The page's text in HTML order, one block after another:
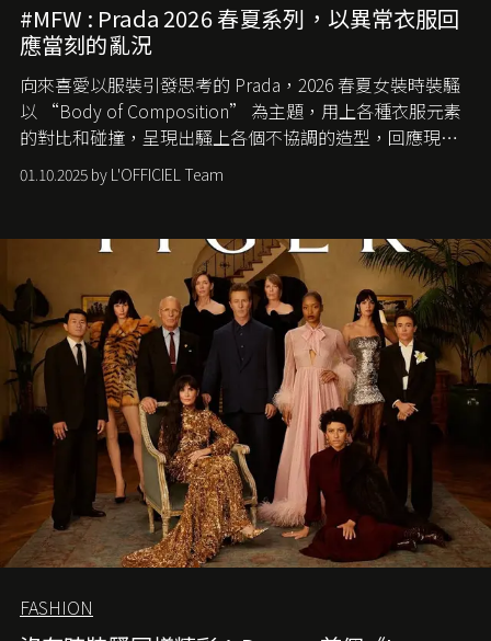
#MFW : Prada 2026 春夏系列，以異常衣服回
應當刻的亂況
向來喜愛以服裝引發思考的 Prada，2026 春夏女裝時裝騷
以 “Body of Composition” 為主題，用上各種衣服元素
的對比和碰撞，呈現出騷上各個不協調的造型，回應現今
社會各種資訊、文化超載的現象。
01.10.2025 by L'OFFICIEL Team
FASHION